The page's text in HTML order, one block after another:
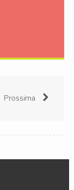
Prossima